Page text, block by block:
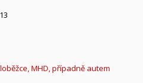
MHD, případně autem